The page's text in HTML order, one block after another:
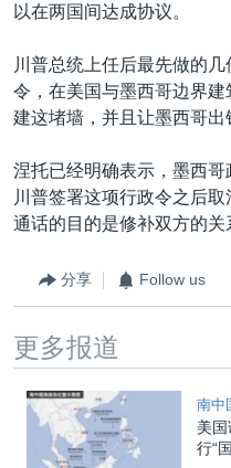
以在两国间达成协议。
川普总统上任后最先做的
令，在美国与墨西哥边界
建这堵墙，并且让墨西哥出
涅托已经明确表示，墨西
川普签署这项行政令之后
通话的目的是修补双方的关
分享 Follow us
更多报道
南中
美
行“